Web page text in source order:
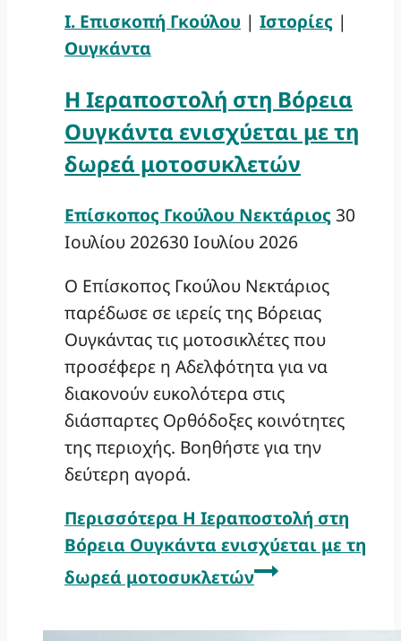
Ι. Επισκοπή Γκούλου | Ιστορίες |
Ουγκάντα
Η Ιεραποστολή στη Βόρεια
Ουγκάντα ενισχύεται με τη
δωρεά μοτοσυκλετών
Επίσκοπος Γκούλου Νεκτάριος 30
Ιουλίου 202630 Ιουλίου 2026
Ο Επίσκοπος Γκούλου Νεκτάριος
παρέδωσε σε ιερείς της Βόρειας
Ουγκάντας τις μοτοσικλέτες που
προσέφερε η Αδελφότητα για να
διακονούν ευκολότερα στις
διάσπαρτες Ορθόδοξες κοινότητες
της περιοχής. Βοηθήστε για την
δεύτερη αγορά.
Περισσότερα Η Ιεραποστολή στη
Βόρεια Ουγκάντα ενισχύεται με τη
δωρεά μοτοσυκλετών